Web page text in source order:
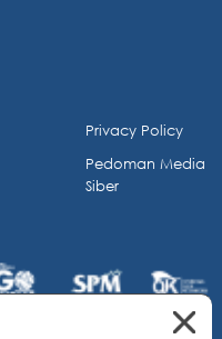
Privacy Policy
Pedoman Media
Siber